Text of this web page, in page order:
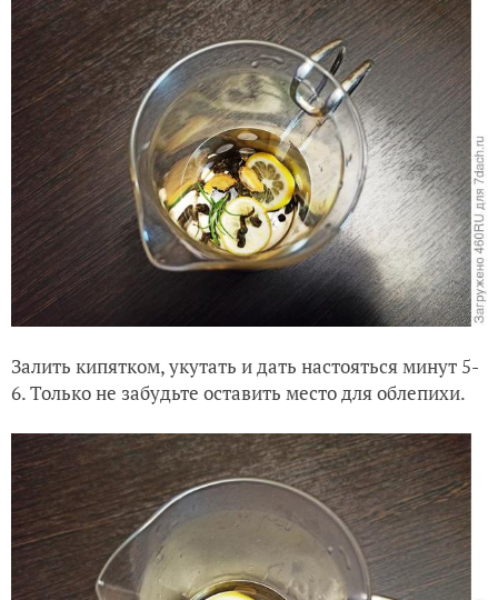
Залить кипятком, укутать и дать настояться минут 5-
6. Только не забудьте оставить место для облепихи.